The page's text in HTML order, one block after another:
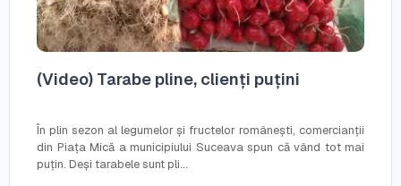
(Video) Tarabe pline, clienți puțini
În plin sezon al legumelor și fructelor românești, comercianții
din Piața Mică a municipiului Suceava spun că vând tot mai
puțin. Deși tarabele sunt pli...